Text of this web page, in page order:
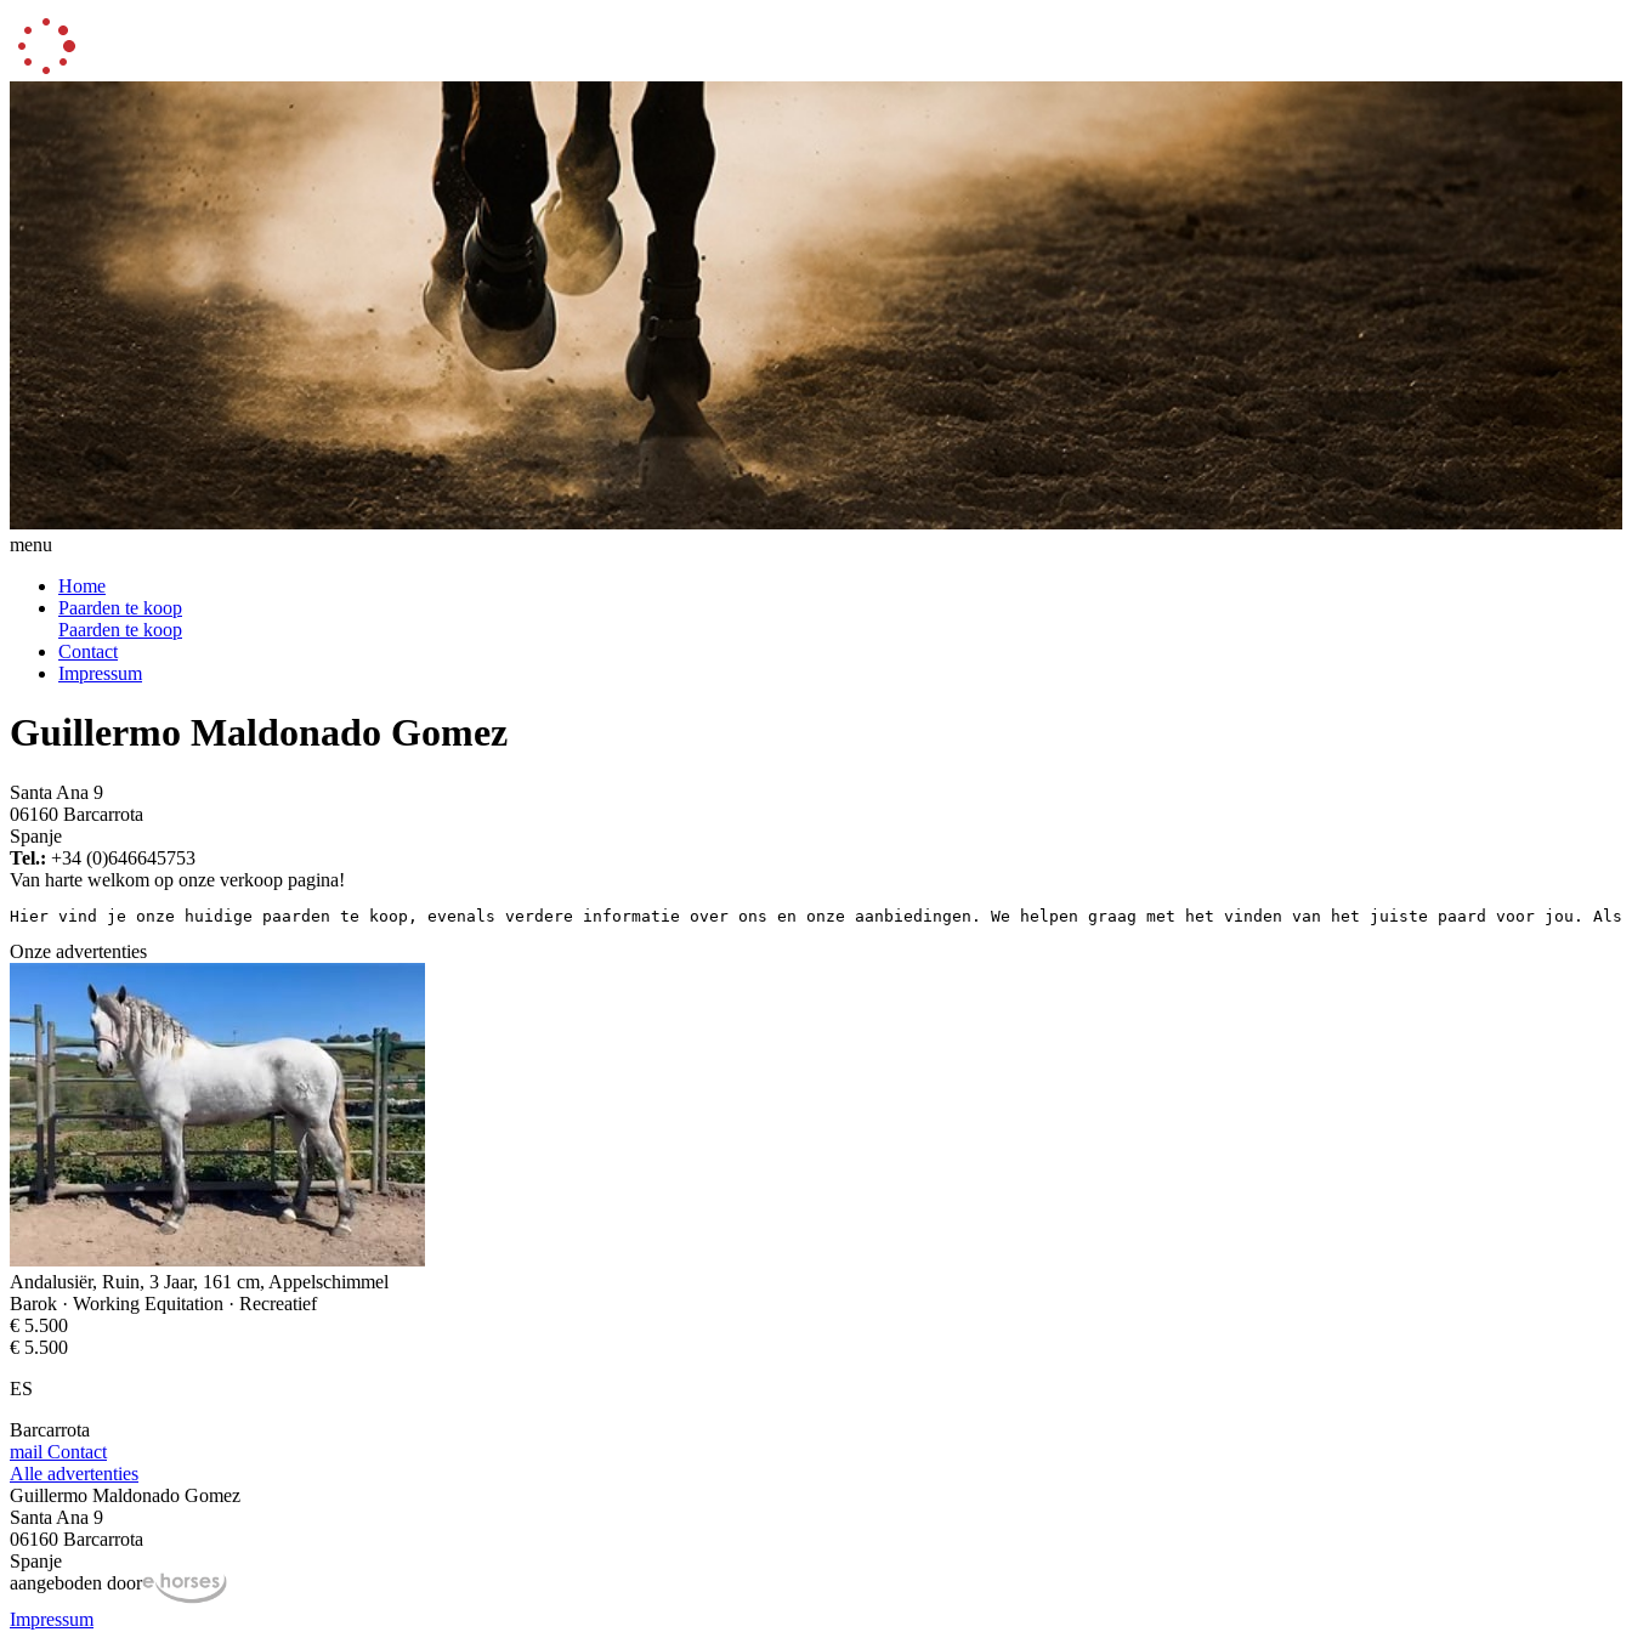
menu
Home
Paarden te koop
Paarden te koop
Contact
Impressum
Guillermo Maldonado Gomez
Santa Ana 9
06160 Barcarrota
Spanje
Tel.: +34 (0)646645753
Van harte welkom op onze verkoop pagina!
Hier vind je onze huidige paarden te koop, evenals verdere informatie over ons en onze aanbiedingen. We helpen graag met het vinden van het juiste paard voor jou.
Onze advertenties
Andalusiër, Ruin, 3 Jaar, 161 cm, Appelschimmel
Barok · Working Equitation · Recreatief
€ 5.500
€ 5.500
ES
Barcarrota
mail Contact
Alle advertenties
Guillermo Maldonado Gomez
Santa Ana 9
06160 Barcarrota
Spanje
aangeboden door
Impressum